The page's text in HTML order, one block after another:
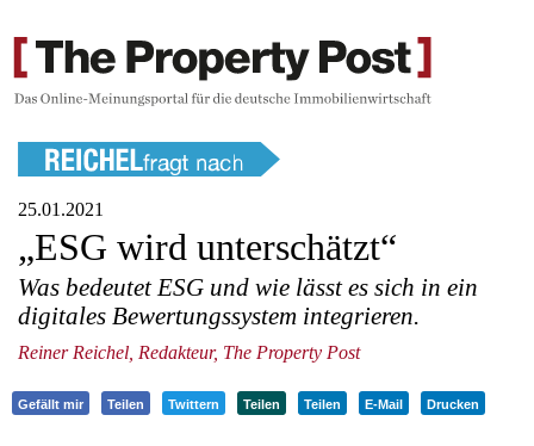
25.01.2021
„ESG wird unterschätzt“
Was bedeutet ESG und wie lässt es sich in ein
digitales Bewertungssystem integrieren.
Reiner Reichel, Redakteur, The Property Post
Gefällt mir Teilen Twittern Teilen Teilen E-Mail Drucken